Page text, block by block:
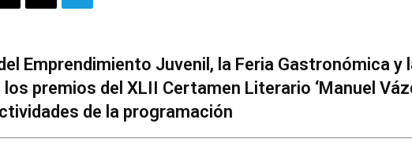
Emprendimiento Juvenil, la Feria Gastronómica y
premios del XLII Certamen Literario ‘Manuel
de la programación